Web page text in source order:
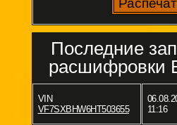
Последние
расшифровки
VIN
VF7SXBHW6HT503655
11:16